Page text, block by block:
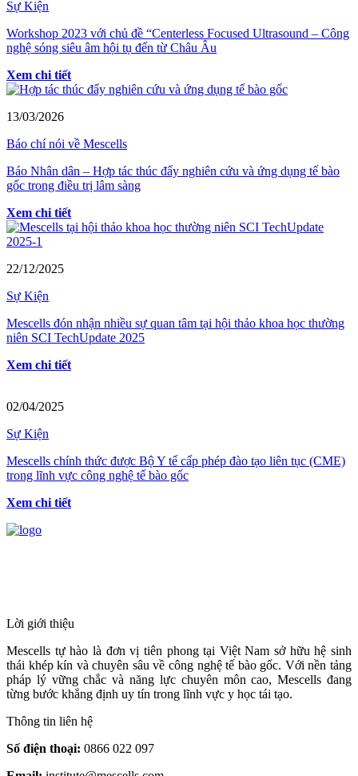
Sự Kiện
Workshop 2023 với chủ đề “Centerless Focused Ultrasound – Công
nghệ sóng siêu âm hội tụ đến từ Châu Âu
Xem chi tiết
13/03/2026
Báo chí nói về Mescells
Báo Nhân dân – Hợp tác thúc đẩy nghiên cứu và ứng dụng tế bào
gốc trong điều trị lâm sàng
Xem chi tiết
22/12/2025
Sự Kiện
Mescells đón nhận nhiều sự quan tâm tại hội thảo khoa học thường
niên SCI TechUpdate 2025
Xem chi tiết
02/04/2025
Sự Kiện
Mescells chính thức được Bộ Y tế cấp phép đào tạo liên tục (CME)
trong lĩnh vực công nghệ tế bào gốc
Xem chi tiết
Lời giới thiệu
Mescells tự hào là đơn vị tiên phong tại Việt Nam sở hữu hệ sinh
thái khép kín và chuyên sâu về công nghệ tế bào gốc. Với nền tảng
pháp lý vững chắc và năng lực chuyên môn cao, Mescells đang
từng bước khẳng định uy tín trong lĩnh vực y học tái tạo.
Thông tin liên hệ
Số điện thoại: 0866 022 097